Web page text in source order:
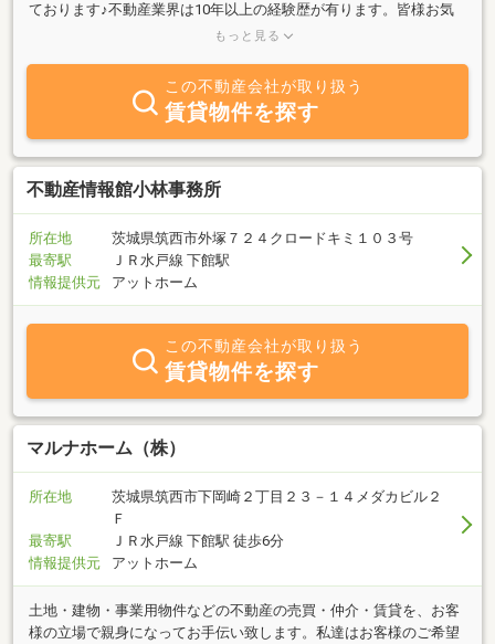
ております♪不動産業界は10年以上の経験歴が有ります。皆様お気
軽にお問い合わせ、ご来店ください。ご希望に沿ったお部屋探しか
もっと見る
この不動産会社が取り扱う
賃貸物件を探す
不動産情報館小林事務所
所在地
茨城県筑西市外塚７２４クロードキミ１０３号
最寄駅
ＪＲ水戸線 下館駅
情報提供元
アットホーム
この不動産会社が取り扱う
賃貸物件を探す
マルナホーム（株）
所在地
茨城県筑西市下岡崎２丁目２３－１４メダカビル２
Ｆ
最寄駅
ＪＲ水戸線 下館駅 徒歩6分
情報提供元
アットホーム
土地・建物・事業用物件などの不動産の売買・仲介・賃貸を、お客
様の立場で親身になってお手伝い致します。私達はお客様のご希望